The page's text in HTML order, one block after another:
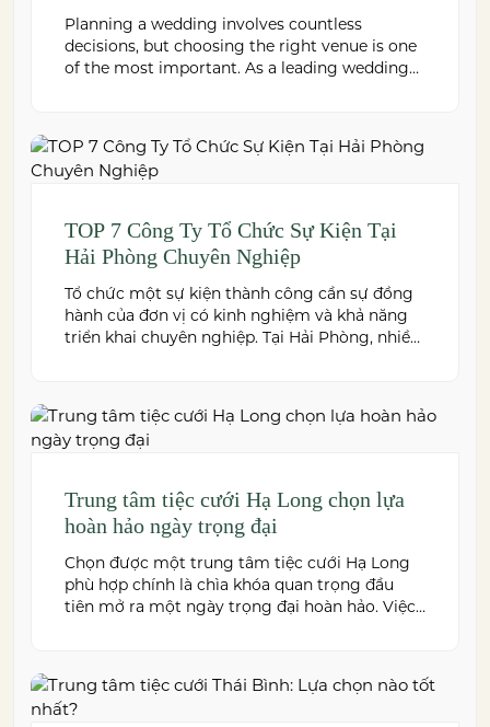
Planning a wedding involves countless
decisions, but choosing the right venue is one
of the most important. As a leading wedding
22000:2018 food safety management system,
and dedicated event support to help couples
TOP 7 Công Ty Tổ Chức Sự Kiện Tại
Hải Phòng Chuyên Nghiệp
Tổ chức một sự kiện thành công cần sự đồng
hành của đơn vị có kinh nghiệm và khả năng
triển khai chuyên nghiệp. Tại Hải Phòng, nhiều
Trung tâm tiệc cưới Hạ Long chọn lựa
hoàn hảo ngày trọng đại
Chọn được một trung tâm tiệc cưới Hạ Long
phù hợp chính là chìa khóa quan trọng đầu
tiên mở ra một ngày trọng đại hoàn hảo. Việc